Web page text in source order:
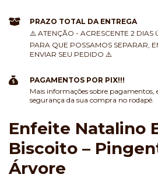
PRAZO TOTAL DA ENTREGA
⚠️ ATENÇÃO - ACRESCENTE 2 DIAS
PARA QUE POSSAMOS SEPARAR,
ENVIAR SEU PEDIDO ⚠️
PAGAMENTOS POR PIX!!!
Mais informações sobre pagamentos,
segurança da sua compra no rodapé.
Enfeite Natalino
Biscoito –
Árvore